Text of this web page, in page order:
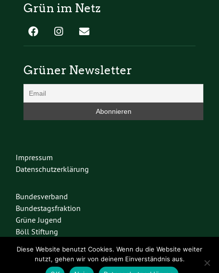
Grün im Netz
Grüner Newsletter
Impressum
Datenschutzerklärung
Bundesverband
Bundestagsfraktion
Grüne Jugend
Böll Stiftung
Diese Seite nutzt das freie Wordpress-ThemeUrwahl3000. Erstellt mit
von
Diese Website benutzt Cookies. Wenn du die Website weiter
nutzt, gehen wir von deinem Einverständnis aus.